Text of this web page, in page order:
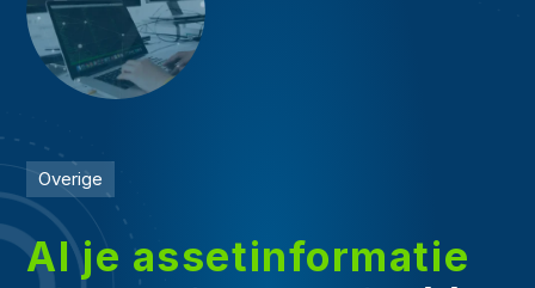
Overige
Al je assetinformatie